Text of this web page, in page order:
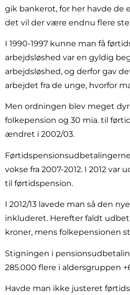
gik bankerot, for her havde de
det vil der være endnu flere
I 1990-1997 kunne man få
arbejdsløshed var en gyldig
arbejdsløshed, og derfor gav
arbejdet fra de unge, hvorfor
Men ordningen blev meget
folkepension og 30 mia. til
ændret i 2002/03.
vokse fra 2007-2012. I 2012
til førtidspension.
I 2012/13 lavede man så den
inkluderet. Herefter faldt
kroner, mens folkepensionen
Stigningen i
285.000 flere i aldersgruppen
Havde man ikke justeret